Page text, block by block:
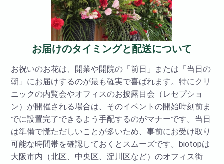
お届けのタイミングと配送について
お祝いのお花は、開業や開院の「前日」または「当日の
朝」にお届けするのが最も確実で喜ばれます。特にクリ
ニックの内覧会やオフィスのお披露目会（レセプショ
ン）が開催される場合は、そのイベントの開始時刻前ま
でに設置完了できるよう手配するのがマナーです。当日
は準備で慌ただしいことが多いため、事前にお受け取り
可能な時間帯を確認しておくとスムーズです。biotopは
大阪市内（北区、中央区、淀川区など）のオフィス街